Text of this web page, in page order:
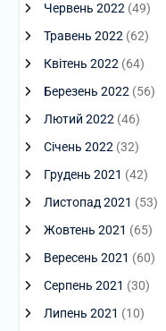
Червень 2022(49)
Травень 2022(62)
Квітень 2022(64)
Березень 2022(56)
Лютий 2022(46)
Січень 2022(32)
Грудень 2021 (42)
Листопад 2021 (53)
Жовтень 2021 (65)
Вересень 2021 (60)
Серпень 2021 (30)
Липень 2021 (10)